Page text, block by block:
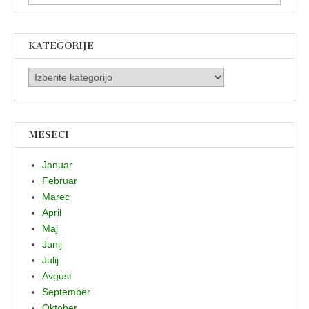
KATEGORIJE
Kategorije
MESECI
Januar
Februar
Marec
April
Maj
Junij
Julij
Avgust
September